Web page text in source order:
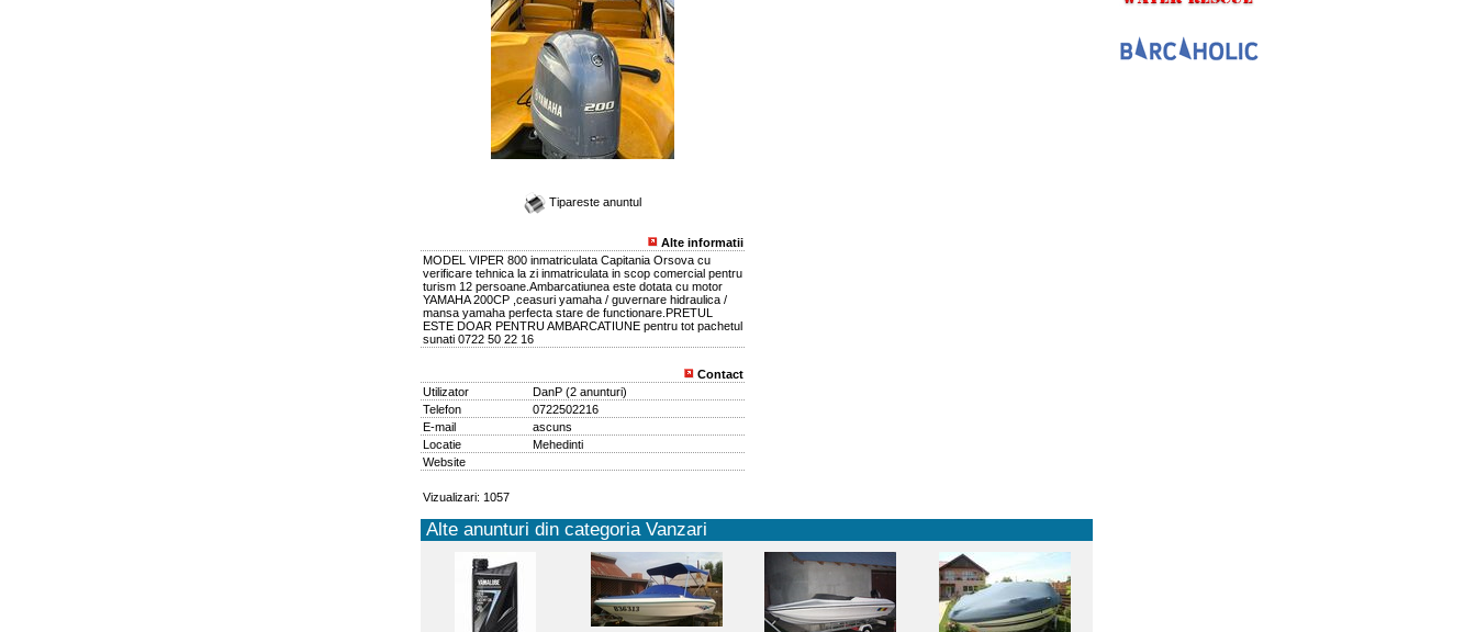
Tipareste anuntul
Alte informatii
MODEL VIPER 800 inmatriculata Capitania Orsova cu
verificare tehnica la zi inmatriculata in scop comercial pentru
turism 12 persoane.Ambarcatiunea este dotata cu motor
YAMAHA 200CP ,ceasuri yamaha / guvernare hidraulica /
mansa yamaha perfecta stare de functionare.PRETUL
ESTE DOAR PENTRU AMBARCATIUNE pentru tot pachetul
sunati 0722 50 22 16
Contact
Utilizator
DanP(2 anunturi)
Telefon
0722502216
E-mail
ascuns
Locatie
Mehedinti
Website
Vizualizari: 1057
Alte anunturi din categoria Vanzari